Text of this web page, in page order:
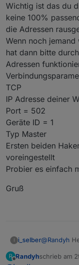
Wichtig ist das du
keine 100%
die Adressen
Wenn noch
hat dann bitte
Adressen
TCP
IP Adresse deiner
Port = 502
Geräte ID = 1
Typ Master
Ersten beiden
voreingestellt
Probier es einfach
Gruß
I i_selber@Randyh
Gruß
R
Offline
Randyhschrieb am
zuletzt